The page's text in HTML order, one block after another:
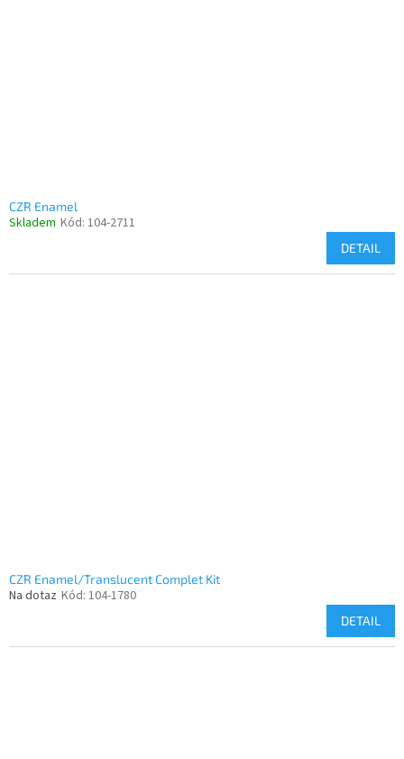
CZR Enamel
Skladem Kód: 104-2711
DETAIL
CZR Enamel/Translucent Complet Kit
Na dotaz Kód: 104-1780
DETAIL